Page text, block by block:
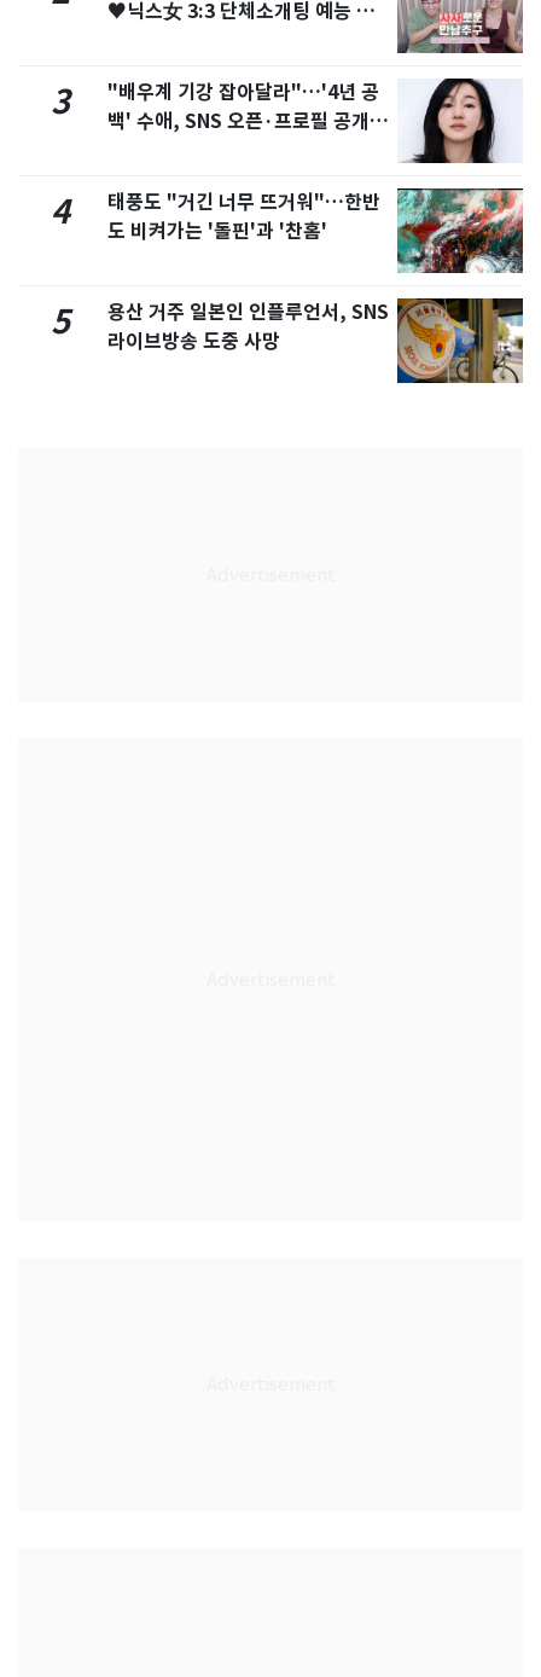
♥닉스女 3:3 단체소개팅 예능 화
3
"배우계 기강 잡아달라"…'4년 공
백' 수애, SNS 오픈·프로필 공개
4
태풍도 "거긴 너무 뜨거워"…한반
도 비켜가는 '돌핀'과 '찬홈'
5
용산 거주 일본인 인플루언서, SNS
라이브방송 도중 사망